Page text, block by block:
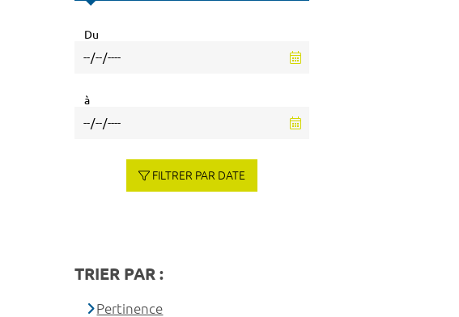
Du
à
FILTRER PAR DATE
TRIER PAR :
Pertinence